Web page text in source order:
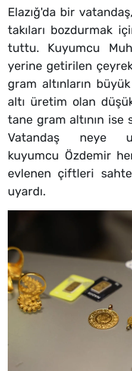
Elazığ'da bir
takıları bozdurmak
tuttu. Kuyumcu
yerine getirilen
gram altınların
altı üretim olan
tane gram altının
Vatandaş neye
kuyumcu Özdemir
evlenen çiftleri
uyardı.